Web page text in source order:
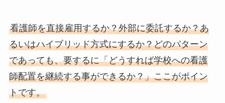
看護師を直接雇用するか？外部に委託するか？あ
るいはハイブリッド方式にするか？どのパターン
であっても、要するに「どうすれば学校への看護
師配置を継続する事ができるか？」ここがポイン
トです。